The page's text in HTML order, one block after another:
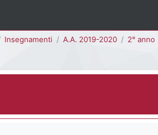
Insegnamenti A.A. 2019-2020 2° anno